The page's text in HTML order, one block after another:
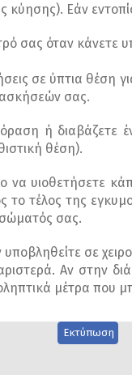
Εάν
σας όταν κάνετε
σε ύπτια θέση
σας.
ή διαβάζετε
θέση).
να υιοθετήσετε
το τέλος της
σας.
σε
Αν στην
μέτρα που
Εκτύπωση